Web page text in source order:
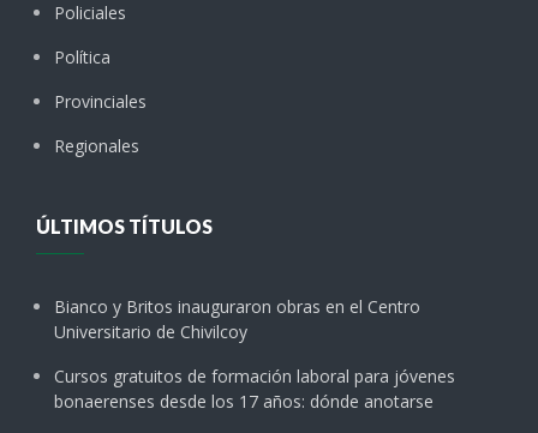
Policiales
Política
Provinciales
Regionales
ÚLTIMOS TÍTULOS
Bianco y Britos inauguraron obras en el Centro
Universitario de Chivilcoy
Cursos gratuitos de formación laboral para jóvenes
bonaerenses desde los 17 años: dónde anotarse